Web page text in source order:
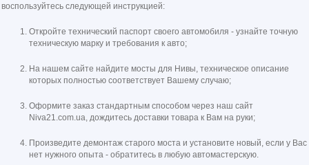
воспользуйтесь следующей инструкцией:
Откройте технический паспорт своего автомобиля - узнайте точную
техническую марку и требования к авто;
На нашем сайте найдите мосты для Нивы, техническое описание
которых полностью соответствует Вашему случаю;
Оформите заказ стандартным способом через наш сайт
Niva21.com.ua, дождитесь доставки товара к Вам на руки;
Произведите демонтаж старого моста и установите новый, если у Вас
нет нужного опыта - обратитесь в любую автомастерскую.